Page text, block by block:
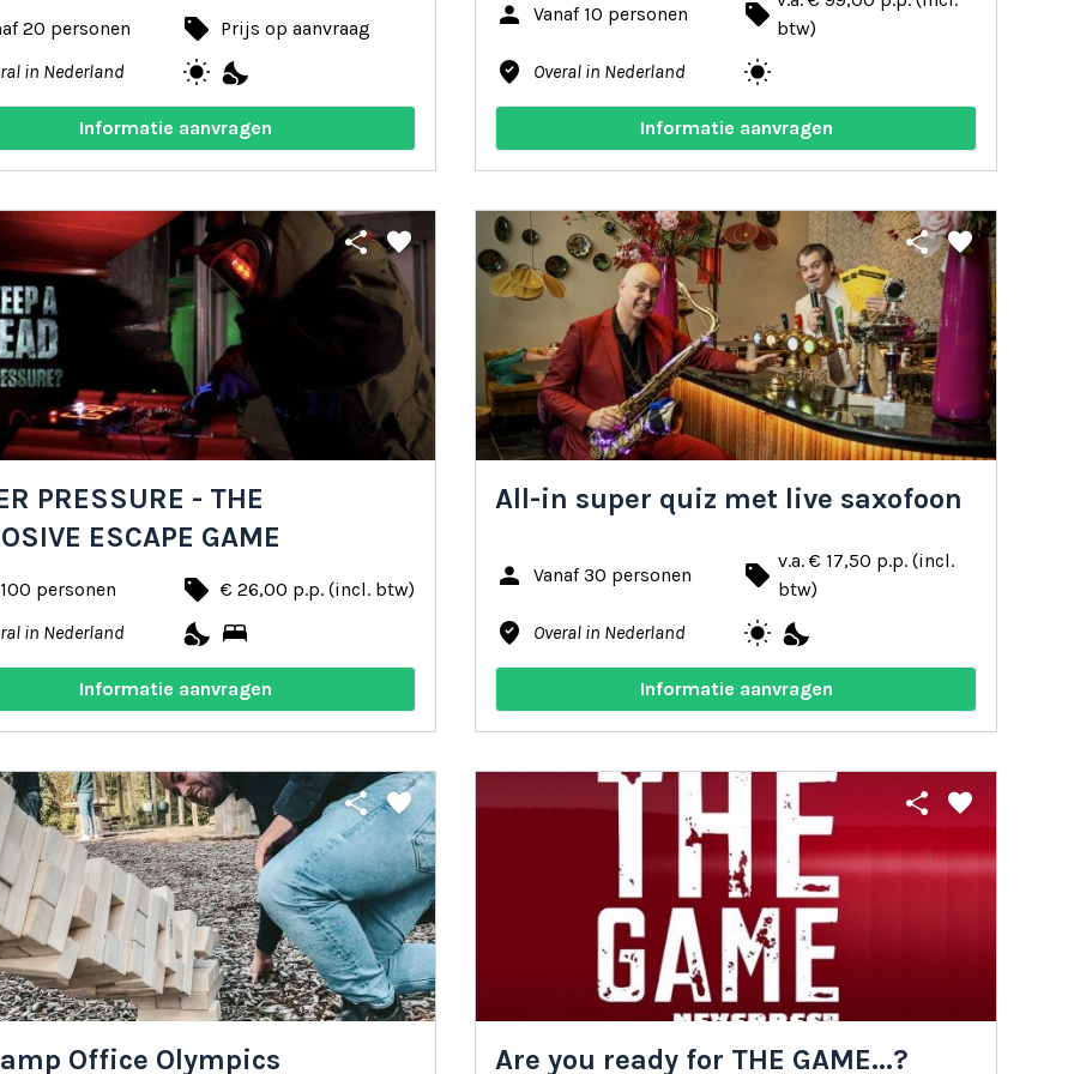
20 personen local_offer Prijs op aanvraag
in Nederland wb_sunny nights_stay
Informatie aanvragen
person
Vanaf 10 personen local_offer btw)
where_to_vote Overal in Nederland wb_sunny
Informatie aanvragen
share favorite
PRESSURE - THE
ESCAPE GAME
personen local_offer € 26,00 p.p. (incl. btw)
in Nederland nights_stay bed
Informatie aanvragen
share favorite
All-in super quiz met live saxofoon
person Vanaf 30 personen local_offer v.a. € 17,50 p.p. (incl.
btw)
where_to_vote Overal in Nederland wb_sunny nights_stay
Informatie aanvragen
share favorite
Office Olympics
share favorite
Are you ready for THE GAME...?